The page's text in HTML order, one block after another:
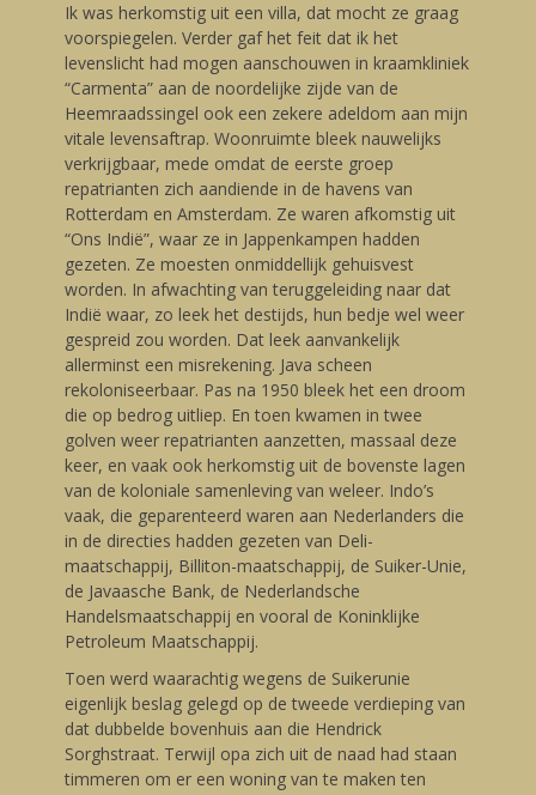
Ik was herkomstig uit een villa, dat mocht ze graag
voorspiegelen. Verder gaf het feit dat ik het
levenslicht had mogen aanschouwen in kraamkliniek
“Carmenta” aan de noordelijke zijde van de
Heemraadssingel ook een zekere adeldom aan mijn
vitale levensaftrap. Woonruimte bleek nauwelijks
verkrijgbaar, mede omdat de eerste groep
repatrianten zich aandiende in de havens van
Rotterdam en Amsterdam. Ze waren afkomstig uit
“Ons Indië”, waar ze in Jappenkampen hadden
gezeten. Ze moesten onmiddellijk gehuisvest
worden. In afwachting van teruggeleiding naar dat
Indië waar, zo leek het destijds, hun bedje wel weer
gespreid zou worden. Dat leek aanvankelijk
allerminst een misrekening. Java scheen
rekoloniseerbaar. Pas na 1950 bleek het een droom
die op bedrog uitliep. En toen kwamen in twee
golven weer repatrianten aanzetten, massaal deze
keer, en vaak ook herkomstig uit de bovenste lagen
van de koloniale samenleving van weleer. Indo’s
vaak, die geparenteerd waren aan Nederlanders die
in de directies hadden gezeten van Deli-
maatschappij, Billiton-maatschappij, de Suiker-Unie,
de Javaasche Bank, de Nederlandsche
Handelsmaatschappij en vooral de Koninklijke
Petroleum Maatschappij.
Toen werd waarachtig wegens de Suikerunie
eigenlijk beslag gelegd op de tweede verdieping van
dat dubbelde bovenhuis aan die Hendrick
Sorghstraat. Terwijl opa zich uit de naad had staan
timmeren om er een woning van te maken ten